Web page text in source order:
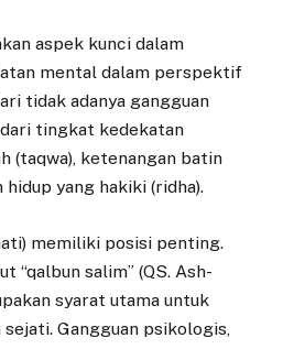
aspek kunci dalam
mental dalam perspektif
tidak adanya gangguan
tingkat kedekatan
(taqwa), ketenangan batin
hidup yang hakiki (ridha).
memiliki posisi penting.
“qalbun salim” (QS. Ash-
syarat utama untuk
Gangguan psikologis,